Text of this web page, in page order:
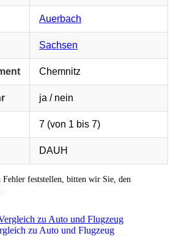
Auerbach
Sachsen
Chemnitz
ja / nein
7 (von 1 bis 7)
DAUH
Fehler feststellen, bitten wir Sie, den
zu Auto und Flugzeug